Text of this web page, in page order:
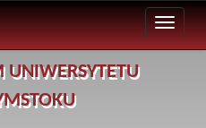
UNIWERSYTETU